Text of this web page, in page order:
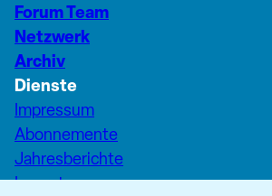
Forum Team
Netzwerk
Archiv
Dienste
Impressum
Abonnemente
Jahresberichte
Inserate